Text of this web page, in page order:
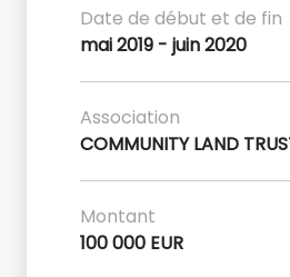
Date de début et de fin
mai 2019 - juin 2020
Association
COMMUNITY LAND
Montant
100 000 EUR